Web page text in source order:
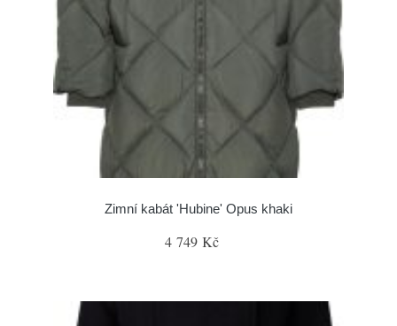
Zimní kabát 'Hubine' Opus khaki
4 749 Kč